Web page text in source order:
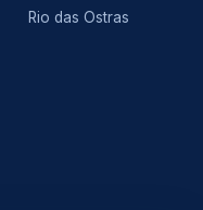
Rio das Ostras